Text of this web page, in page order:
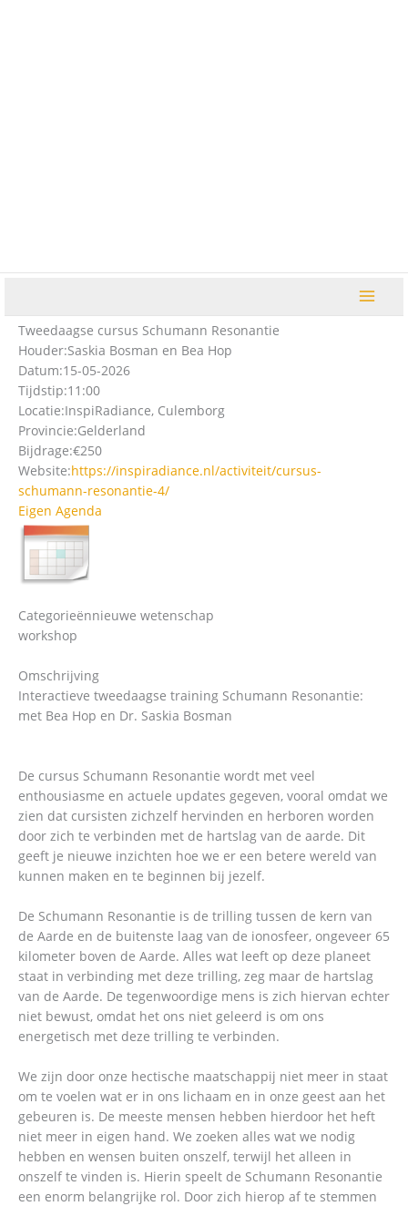
Tweedaagse cursus Schumann Resonantie
Houder:Saskia Bosman en Bea Hop
Datum:15-05-2026
Tijdstip:11:00
Locatie:InspiRadiance, Culemborg
Provincie:Gelderland
Bijdrage:€250
Website:https://inspiradiance.nl/activiteit/cursus-
schumann-resonantie-4/
Eigen Agenda
Categorieënnieuwe wetenschap
workshop
Omschrijving
Interactieve tweedaagse training Schumann Resonantie:
met Bea Hop en Dr. Saskia Bosman
De cursus Schumann Resonantie wordt met veel
enthousiasme en actuele updates gegeven, vooral omdat we
zien dat cursisten zichzelf hervinden en herboren worden
door zich te verbinden met de hartslag van de aarde. Dit
geeft je nieuwe inzichten hoe we er een betere wereld van
kunnen maken en te beginnen bij jezelf.
De Schumann Resonantie is de trilling tussen de kern van
de Aarde en de buitenste laag van de ionosfeer, ongeveer 65
kilometer boven de Aarde. Alles wat leeft op deze planeet
staat in verbinding met deze trilling, zeg maar de hartslag
van de Aarde. De tegenwoordige mens is zich hiervan echter
niet bewust, omdat het ons niet geleerd is om ons
energetisch met deze trilling te verbinden.
We zijn door onze hectische maatschappij niet meer in staat
om te voelen wat er in ons lichaam en in onze geest aan het
gebeuren is. De meeste mensen hebben hierdoor het heft
niet meer in eigen hand. We zoeken alles wat we nodig
hebben en wensen buiten onszelf, terwijl het alleen in
onszelf te vinden is. Hierin speelt de Schumann Resonantie
een enorm belangrijke rol. Door zich hierop af te stemmen